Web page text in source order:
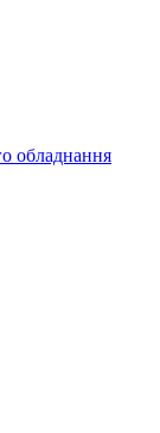
обладнання